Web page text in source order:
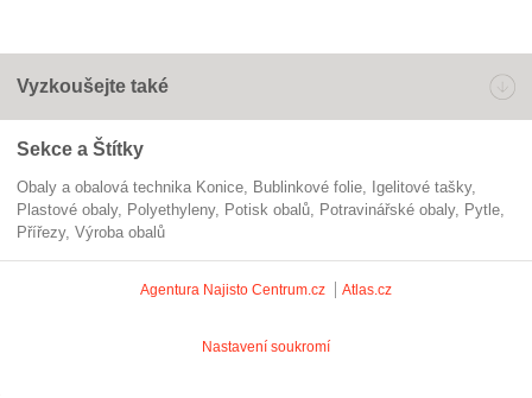
Vyzkoušejte také
Sekce a Štítky
Obaly a obalová technika Konice bublinkové folie
igelitové tašky
Plastové obaly
polyethyleny potisk obalů potravinářské obaly
pytle
přířezy
výroba obalů
Agentura Najisto Centrum.cz Atlas.cz
Nastavení soukromí